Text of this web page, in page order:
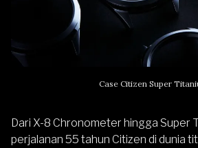
Case Citizen Super
Dari X-8 Chronometer hingga Super
perjalanan 55 tahun Citizen di dunia